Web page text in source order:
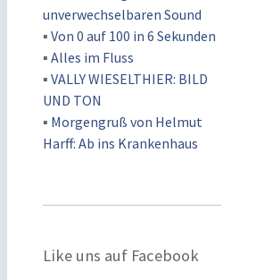
unverwechselbaren Sound
▪ Von 0 auf 100 in 6 Sekunden
▪ Alles im Fluss
▪ VALLY WIESELTHIER: BILD
UND TON
▪ Morgengruß von Helmut
Harff: Ab ins Krankenhaus
Like uns auf Facebook